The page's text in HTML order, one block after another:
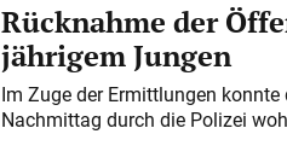
Rücknahme der
jährigem Jungen
Im Zuge der Ermittlungen
Nachmittag durch die Polizei